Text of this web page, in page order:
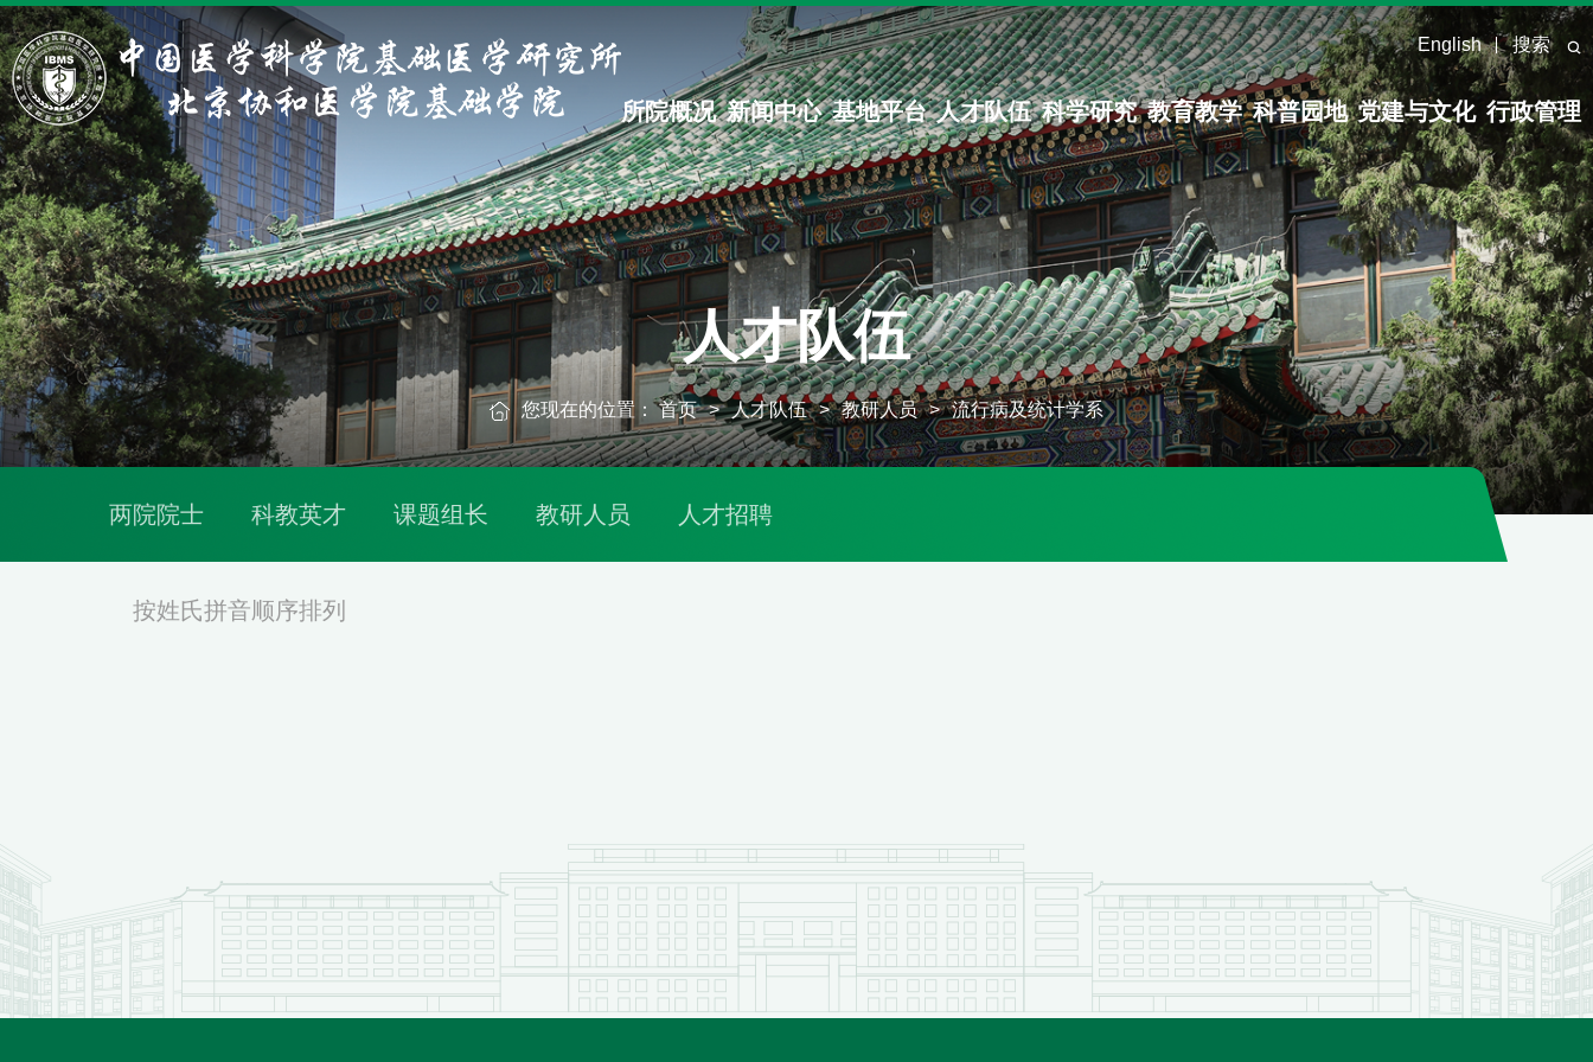
English 搜索
所院概况 新闻中心 基地平台 人才队伍 科学研究 教育教学 科普园地 党建与文化 行政管理
人才队伍
您现在的位置：首页 > 人才队伍 > 教研人员 > 流行病及统计学系
两院院士 科教英才 课题组长 教研人员 人才招聘
按姓氏拼音顺序排列